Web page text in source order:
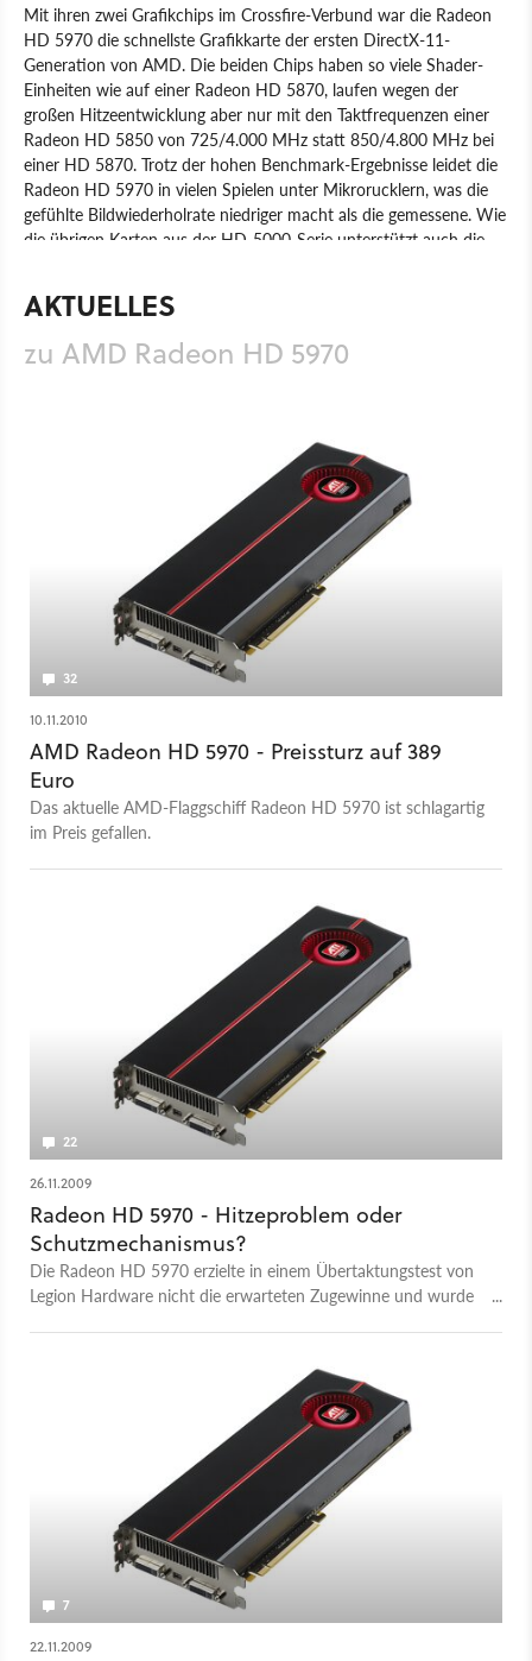
Mit ihren zwei Grafikchips im Crossfire-Verbund war die Radeon
HD 5970 die schnellste Grafikkarte der ersten DirectX-11-
Generation von AMD. Die beiden Chips haben so viele Shader-
Einheiten wie auf einer Radeon HD 5870, laufen wegen der
großen Hitzeentwicklung aber nur mit den Taktfrequenzen einer
Radeon HD 5850 von 725/4.000 MHz statt 850/4.800 MHz bei
einer HD 5870. Trotz der hohen Benchmark-Ergebnisse leidet die
Radeon HD 5970 in vielen Spielen unter Mikrorucklern, was die
gefühlte Bildwiederholrate niedriger macht als die gemessene. Wie
die übrigen Karten aus der HD-5000-Serie unterstützt auch die
Produkt Grafikkarten Hardware AMD
AKTUELLES
zu AMD Radeon HD 5970
32
10.11.2010
AMD Radeon HD 5970 - Preissturz auf 389
Euro
Das aktuelle AMD-Flaggschiff Radeon HD 5970 ist schlagartig
im Preis gefallen.
22
26.11.2009
Radeon HD 5970 - Hitzeproblem oder
Schutzmechanismus?
Die Radeon HD 5970 erzielte in einem Übertaktungstest von
Legion Hardware nicht die erwarteten Zugewinne und wurde
7
22.11.2009